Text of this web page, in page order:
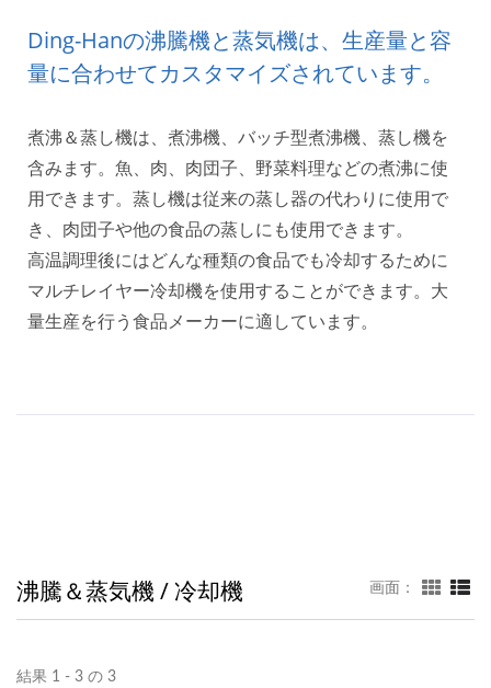
Ding-Hanの沸騰機と蒸気機は、生産量と容
量に合わせてカスタマイズされています。
煮沸＆蒸し機は、煮沸機、バッチ型煮沸機、蒸し機を
含みます。魚、肉、肉団子、野菜料理などの煮沸に使
用できます。蒸し機は従来の蒸し器の代わりに使用で
き、肉団子や他の食品の蒸しにも使用できます。
高温調理後にはどんな種類の食品でも冷却するために
マルチレイヤー冷却機を使用することができます。大
量生産を行う食品メーカーに適しています。
沸騰＆蒸気機 / 冷却機 画面：
結果 1 - 3 の 3